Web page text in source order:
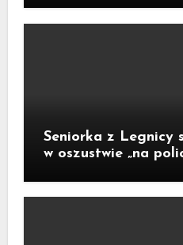
Seniorka z Legnicy
w oszustwie „na